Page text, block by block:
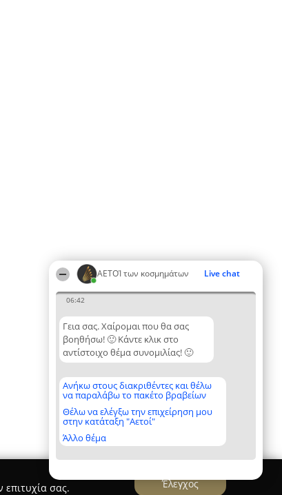
ΑΕΤΟΊ των κοσμημάτων Live chat
06:42
Γεια σας. Χαίρομαι που θα σας
βοηθήσω! 🙂 Κάντε κλικ στο
αντίστοιχο θέμα συνομιλίας! 🙂
Ανήκω στους διακριθέντες και θέλω
να παραλάβω το πακέτο βραβείων
Θέλω να ελέγξω την επιχείρηση μου
στην κατάταξη "Αετοί"
Άλλο θέμα
επιτυχία σας.
Έλεγχος